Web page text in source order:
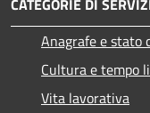
CATEGORIE DI
Anagrafe e stato
Cultura e tempo
Vita lavorativa